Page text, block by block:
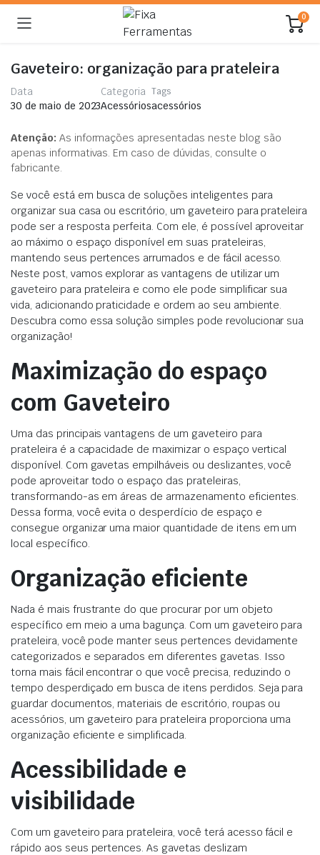
0
Gaveteiro: organização para prateleira
Data
30 de maio de 2023
Categoria
Acessórios
Tags
acessórios
Atenção: As informações apresentadas neste blog são
apenas informativas. Em caso de dúvidas, consulte o
fabricante.
Se você está em busca de soluções inteligentes para
organizar sua casa ou escritório, um gaveteiro para prateleira
pode ser a resposta perfeita. Com ele, é possível aproveitar
ao máximo o espaço disponível em suas prateleiras,
mantendo seus pertences arrumados e de fácil acesso.
Neste post, vamos explorar as vantagens de utilizar um
gaveteiro para prateleira e como ele pode simplificar sua
vida, adicionando praticidade e ordem ao seu ambiente.
Descubra como essa solução simples pode revolucionar sua
organização!
Maximização do espaço
com Gaveteiro
Uma das principais vantagens de um gaveteiro para
prateleira é a capacidade de maximizar o espaço vertical
disponível. Com gavetas empilháveis ou deslizantes, você
pode aproveitar todo o espaço das prateleiras,
transformando-as em áreas de armazenamento eficientes.
Dessa forma, você evita o desperdício de espaço e
consegue organizar uma maior quantidade de itens em um
local específico.
Organização eficiente
Nada é mais frustrante do que procurar por um objeto
específico em meio a uma bagunça. Com um gaveteiro para
prateleira, você pode manter seus pertences devidamente
categorizados e separados em diferentes gavetas. Isso
torna mais fácil encontrar o que você precisa, reduzindo o
tempo desperdiçado em busca de itens perdidos. Seja para
guardar documentos, materiais de escritório, roupas ou
acessórios, um gaveteiro para prateleira proporciona uma
organização eficiente e simplificada.
Acessibilidade e
visibilidade
Com um gaveteiro para prateleira, você terá acesso fácil e
rápido aos seus pertences. As gavetas deslizam